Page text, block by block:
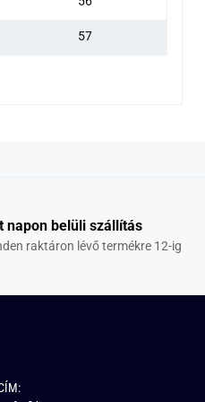
57
napon belüli szállítás
raktáron lévő termékre 12-ig